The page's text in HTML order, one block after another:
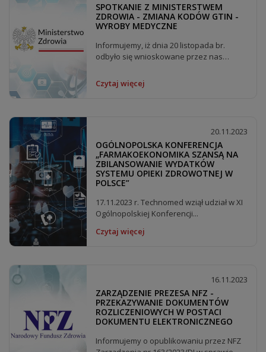
SPOTKANIE Z MINISTERSTWEM
ZDROWIA - ZMIANA KODÓW GTIN -
WYROBY MEDYCZNE
Informujemy, iż dnia 20 listopada br.
odbyło się wnioskowane przez nas
Czytaj więcej
20.11.2023
OGÓLNOPOLSKA KONFERENCJA
„FARMAKOEKONOMIKA SZANSĄ NA
ZBILANSOWANIE WYDATKÓW
SYSTEMU OPIEKI ZDROWOTNEJ W
POLSCE”
17.11.2023 r. Technomed wziął udział w XI
Ogólnopolskiej Konferencji...
Czytaj więcej
16.11.2023
ZARZĄDZENIE PREZESA NFZ -
PRZEKAZYWANIE DOKUMENTÓW
ROZLICZENIOWYCH W POSTACI
DOKUMENTU ELEKTRONICZNEGO
Informujemy o opublikowaniu przez NFZ